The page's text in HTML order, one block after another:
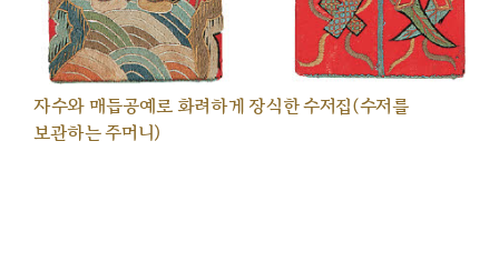
자수와 매듭공예로 화려하게 장식한 수저집(수저를
보관하는 주머니)